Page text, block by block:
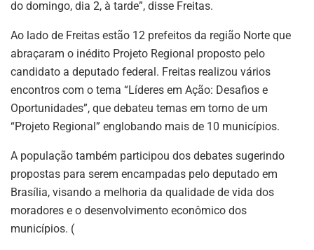
do domingo, dia 2, à tarde”, disse Freitas.
Ao lado de Freitas estão 12 prefeitos da região Norte que
abraçaram o inédito Projeto Regional proposto pelo
candidato a deputado federal. Freitas realizou vários
encontros com o tema “Líderes em Ação: Desafios e
Oportunidades”, que debateu temas em torno de um
“Projeto Regional” englobando mais de 10 municípios.
A população também participou dos debates sugerindo
propostas para serem encampadas pelo deputado em
Brasília, visando a melhoria da qualidade de vida dos
moradores e o desenvolvimento econômico dos
municípios. (